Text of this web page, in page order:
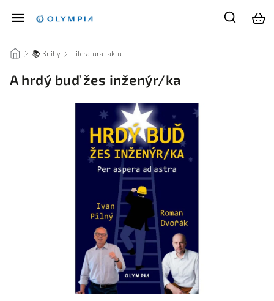
/ 📚 Knihy / Literatura faktu
A hrdý buď žes inženýr/ka